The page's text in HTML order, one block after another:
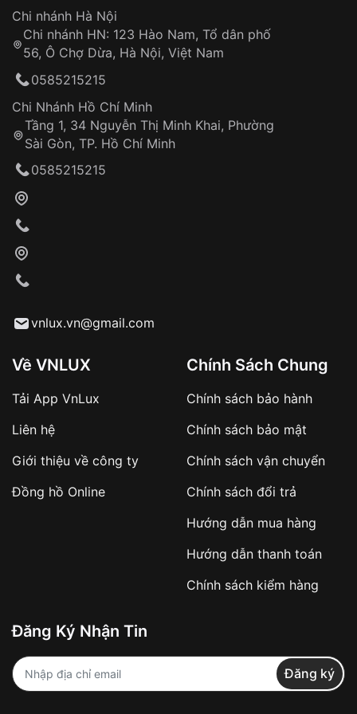
Hotline: 0585 215 215
Từ khóa SEO:
Khách hàng kiểm tra và thanh toán trực tiếp
Từ khóa SEO:
sản phẩm đặc biệt
hàng
Số tiền còn lại thanh toán khi nhận hàng hoặc
✔️ Đảm bảo xử lý đơn hàng nhanh chóng
✔️ Hạn chế tình trạng hủy đơn không mong
Từ khóa SEO:
Đảm bảo quyền lợi khách hàng
Đồng hành cùng khách hàng trong suốt quá
trình sử dụng
Chi nhánh Hà Nội
Chi nhánh HN: 123 Hào Nam, Tổ dân phố
56, Ô Chợ Dừa, Hà Nội, Việt Nam
0585215215
Chi Nhánh Hồ Chí Minh
Tầng 1, 34 Nguyễn Thị Minh Khai, Phường
Sài Gòn, TP. Hồ Chí Minh
0585215215
vnlux.vn@gmail.com
Về VNLUX
Tải App VnLux
Liên hệ
Giới thiệu về công ty
Đồng hồ Online
Chính Sách Chung
Chính sách bảo hành
Chính sách bảo mật
Chính sách vận chuyển
Chính sách đổi trả
Hướng dẫn mua hàng
Hướng dẫn thanh toán
Chính sách kiểm hàng
Đăng Ký Nhận Tin
Đăng ký